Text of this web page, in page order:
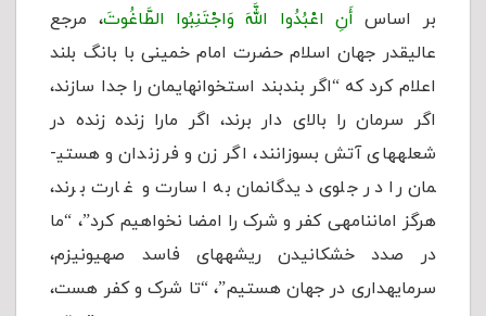
بر اساس أَنِ اعْبُدُوا اللَّهَ وَاجْتَنِبُوا الطَّاغُوتَ، مرجع
عالیقدر جهان اسلام حضرت امام خمینی با بانگ بلند
اعلام کرد که “اگر بندبند استخوان­هایمان را جدا سازند،
اگر سرمان را بالای دار برند، اگر مارا زنده زنده در
شعله­های آتش بسوزانند، اگر زن و فرزندان و هستی­
مان را در جلوی دیدگانمان به اسارت و غارت برند،
هرگز امان­نامه­ی کفر و شرک را امضا نخواهیم کرد”، “ما
در صدد خشکانیدن ریشه­های فاسد صهیونیزم،
سرمایه­داری در جهان هستیم”، “تا شرک و کفر هست،